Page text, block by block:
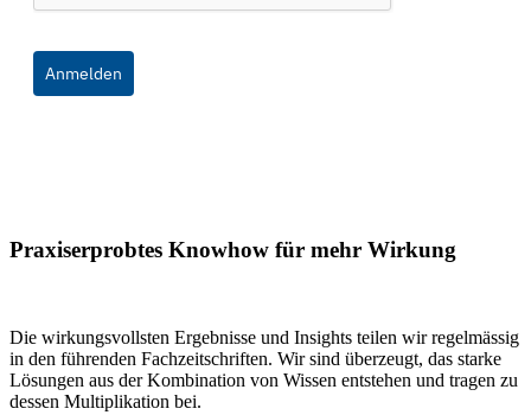
Anmelden
Praxiserprobtes Knowhow für mehr Wirkung
Die wirkungsvollsten Ergebnisse und Insights teilen wir regelmässig
in den führenden Fachzeitschriften. Wir sind überzeugt, das starke
Lösungen aus der Kombination von Wissen entstehen und tragen zu
dessen Multiplikation bei.